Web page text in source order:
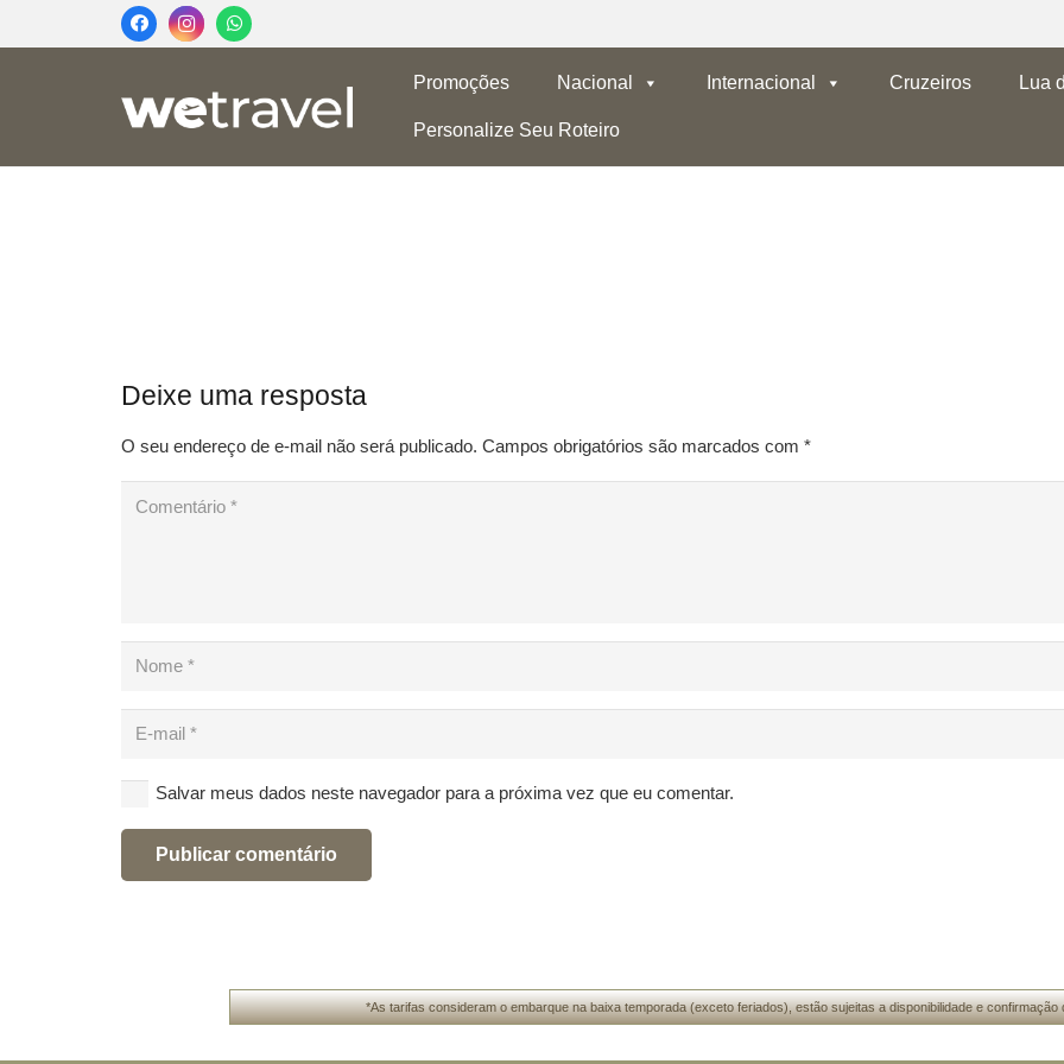
Promoções Nacional Internacional Cruzeiros Lua
Personalize Seu Roteiro
Deixe uma resposta
O seu endereço de e-mail não será publicado. Campos obrigatórios são marcados com *
Salvar meus dados neste navegador para a próxima vez que eu comentar.
Publicar comentário
*As tarifas consideram o embarque na baixa temporada (exceto feriados), estão sujeitas a disponibilidade e